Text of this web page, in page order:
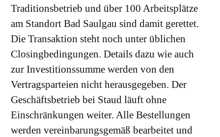
Traditionsbetrieb und über 100 Arbeitsplätze
am Standort Bad Saulgau sind damit gerettet.
Die Transaktion steht noch unter üblichen
Closingbedingungen. Details dazu wie auch
zur Investitionssumme werden von den
Vertragsparteien nicht herausgegeben. Der
Geschäftsbetrieb bei Staud läuft ohne
Einschränkungen weiter. Alle Bestellungen
werden vereinbarungsgemäß bearbeitet und